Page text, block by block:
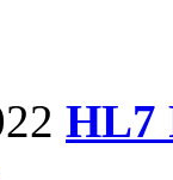
HL7